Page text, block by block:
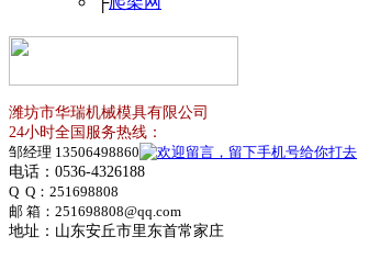
潍坊市华瑞机械模具有限公司
24小时全国服务热线：
邹经理 13506498860
电话：0536-4326188
Q Q： 251698808
邮 箱：251698808@qq.com
地址：山东安丘市里东首常家庄